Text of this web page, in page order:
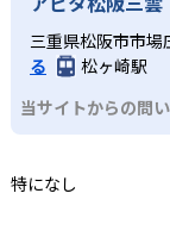
通塾スケジュー
継続できる仕組
人講師がコミュ
報告し、家庭学
1～3年生で正し
る。振替レッス
つけやすい。
センター内に教
レッスン時間や
ターの施設運営
三重県松阪市市
る
松ヶ崎駅
当サイトからの問
特になし